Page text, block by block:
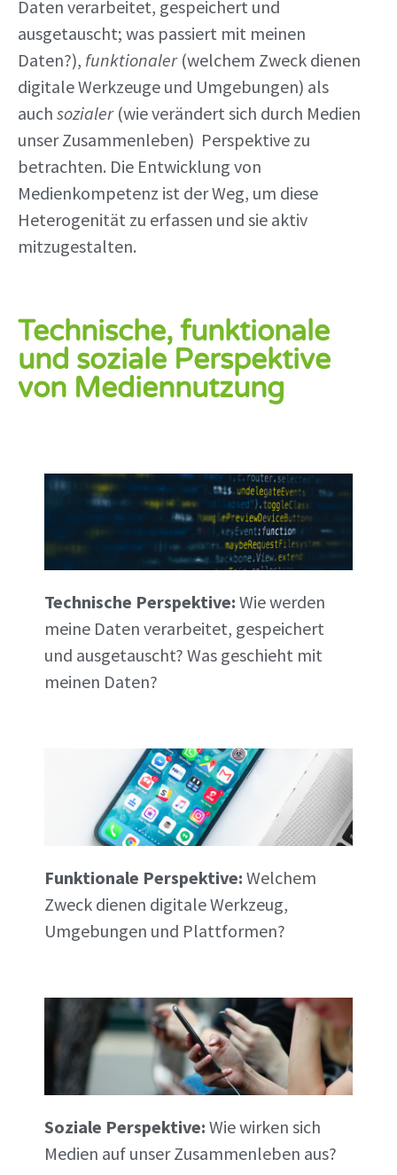
Daten verarbeitet, gespeichert und
ausgetauscht; was passiert mit meinen
Daten?), funktionaler(welchem Zweck dienen
digitale Werkzeuge und Umgebungen) als
auch sozialer (wie verändert sich durch Medien
unser Zusammenleben) Perspektive zu
betrachten. Die Entwicklung von
Medienkompetenz ist der Weg, um diese
Heterogenität zu erfassen und sie aktiv
mitzugestalten.
Technische, funktionale
und soziale Perspektive
von Mediennutzung
Technische Perspektive: Wie werden
meine Daten verarbeitet, gespeichert
und ausgetauscht? Was geschieht mit
meinen Daten?
Funktionale Perspektive: Welchem
Zweck dienen digitale Werkzeug,
Umgebungen und Plattformen?
Soziale Perspektive: Wie wirken sich
Medien auf unser Zusammenleben aus?